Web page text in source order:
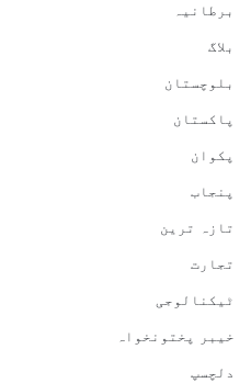
برطانیہ
بلاگ
بلوچستان
پاکستان
پکوان
پنجاب
تازہ ترین
تجارت
ٹیکنالوجی
خیبر پختونخواہ
دلچسپ